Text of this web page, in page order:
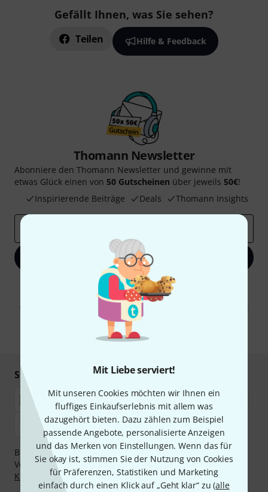
Mit Liebe serviert!
Mit unseren Cookies möchten wir Ihnen ein
fluffiges Einkaufserlebnis mit allem was
dazugehört bieten. Dazu zählen zum Beispiel
passende Angebote, personalisierte Anzeigen
und das Merken von Einstellungen. Wenn das für
Sie okay ist, stimmen Sie der Nutzung von Cookies
für Präferenzen, Statistiken und Marketing
einfach durch einen Klick auf „Geht klar“ zu (alle
Gefällt Ihnen, was Sie sehen?
Teilen Hilfe & Feedback
Thomann Newsletter
Abonniere den Thomann Newsletter und gewinne mit
etwas Glück einen von 50 Gutscheinen über jeweils 50€!
Inspirierende Beiträge
Deals Thomann Insights
Jetzt anmelden
Mit Klick auf „Jetzt anmelden“ stimmen Sie dem Erhalt von E-Mail-
Werbung und einer Messung des E-Mail-Nutzungsverhaltens zu. Die
Abmeldung ist jederzeit möglich. Weitere Informationen finden Sie in
unseren
Datenschutzhinweisen
* Pflichtfeld
Sicher einkaufen & bezahlen
Bezahlen Sie vertraulich und sicher per Nachnahme,
Vorkasse, PayPal, Amazon Pay,Klarna Sofort bezahlen,
Klarna Ratenzahlungoder Kreditkarte.